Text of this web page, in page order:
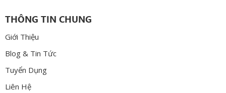
THÔNG TIN CHUNG
Giới Thiệu
Blog & Tin Tức
Tuyển Dụng
Liên Hệ